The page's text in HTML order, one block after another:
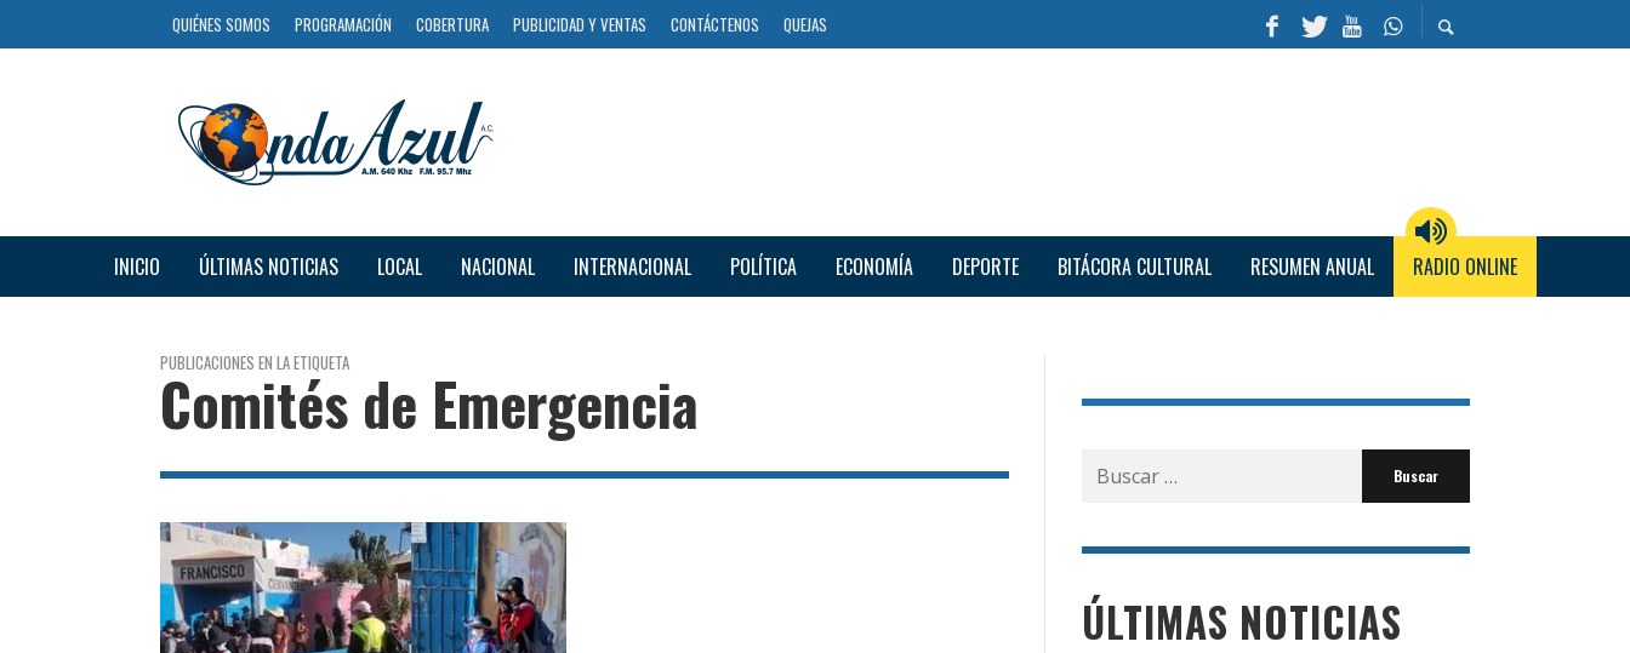
QUIÉNES SOMOS PROGRAMACIÓN COBERTURA PUBLICIDAD Y VENTAS CONTÁCTENOS QUEJAS
INICIO ÚLTIMAS NOTICIAS LOCAL NACIONAL INTERNACIONAL POLÍTICA ECONOMÍA DEPORTE BITÁCORA CULTURAL RESUMEN ANUAL RADIO ONLINE
PUBLICACIONES EN LA ETIQUETA
Comités de Emergencia
Buscar
por:
ÚLTIMAS NOTICIAS